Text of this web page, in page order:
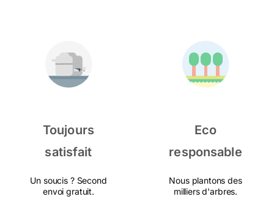
Toujours
satisfait
Un soucis ? Second
envoi gratuit.
Eco
responsable
Nous plantons des
milliers d'arbres.